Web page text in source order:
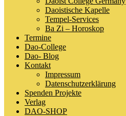
Daoistische Kapelle
Tempel-Services
Ba Zi – Horoskop
Termine
Dao-College
Dao- Blog
Kontakt
Impressum
Datenschutzerklärung
Spenden Projekte
Verlag
DAO-SHOP